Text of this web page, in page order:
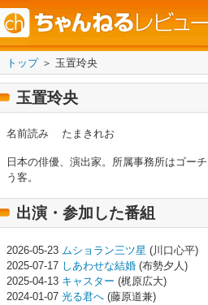
トップ＞ 玉置玲央
玉置玲央
名前読み たまきれお
日本の俳優、演出家。所属事務所はゴー
う客。
出演・参加した番組
2026-05-23 ムショラン三ツ星 (川口心平)
2025-07-17 しあわせな結婚 (布勢夕人)
2025-04-13 キャスター (梶原広大)
2024-01-07 光る君へ (藤原道兼)